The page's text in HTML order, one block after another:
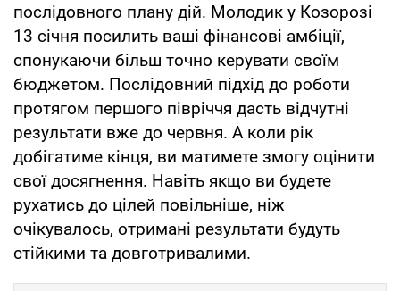
послідовного плану дій. Молодик у Козорозі
13 січня посилить ваші фінансові амбіції,
спонукаючи більш точно керувати своїм
бюджетом. Послідовний підхід до роботи
протягом першого півріччя дасть відчутні
результати вже до червня. А коли рік
добігатиме кінця, ви матимете змогу оцінити
свої досягнення. Навіть якщо ви будете
рухатись до цілей повільніше, ніж
очікувалось, отримані результати будуть
стійкими та довготривалими.